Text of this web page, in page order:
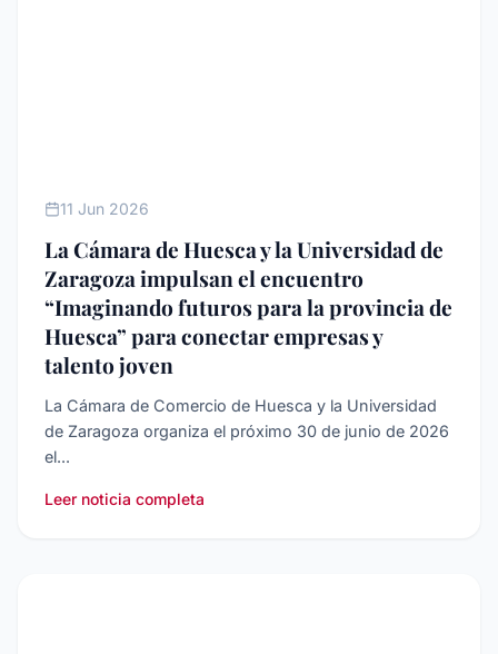
11 Jun 2026
La Cámara de Huesca y la Universidad de
Zaragoza impulsan el encuentro
“Imaginando futuros para la provincia de
Huesca” para conectar empresas y
talento joven
La Cámara de Comercio de Huesca y la Universidad
de Zaragoza organiza el próximo 30 de junio de 2026
el...
Leer noticia completa